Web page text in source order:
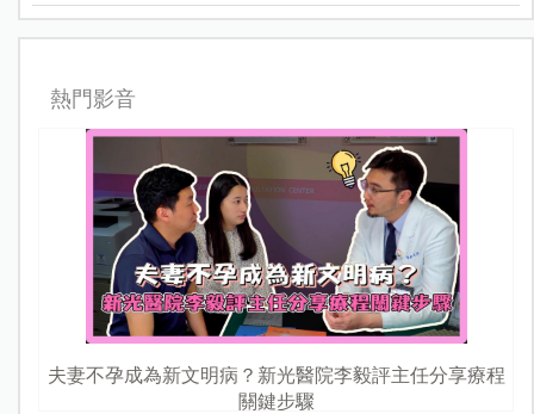
熱門影音
夫妻不孕成為新文明病？新光醫院李毅評主任分享療程
關鍵步驟